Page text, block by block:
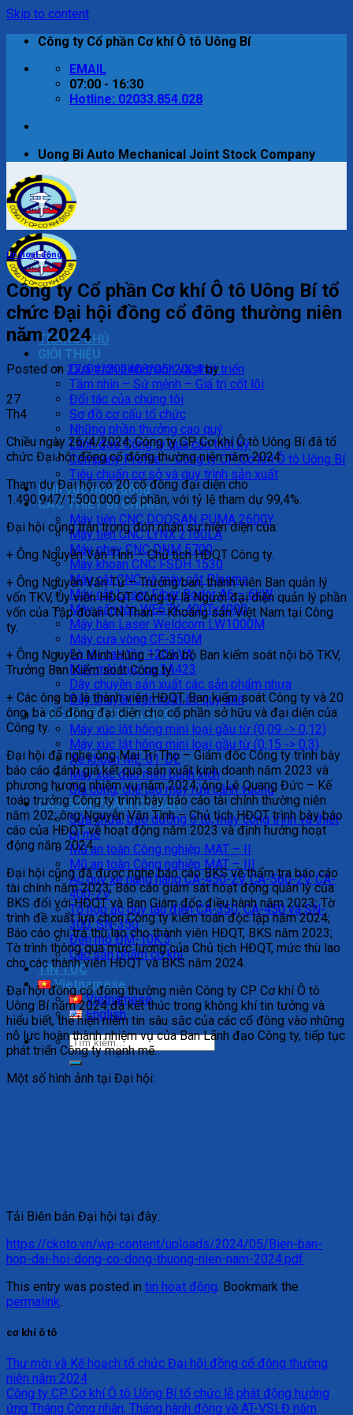
Skip to content
Công ty Cổ phần Cơ khí Ô tô Uông Bí
EMAIL
07:00 - 16:30
Hotline: 02033.854.028
Uong Bi Auto Mechanical Joint Stock Company
TRANG CHỦ
GIỚI THIỆU
Quá trình hình thành và phát triển
Tầm nhìn – Sứ mệnh – Giá trị cốt lõi
Đối tác của chúng tôi
Sơ đồ cơ cấu tổ chức
Những phần thưởng cao quý
Lãnh đạo Công ty qua các thời kỳ
Company Profile – Công ty CP Cơ khí Ô tô Uông Bí
Tiêu chuẩn cơ sở và quy trình sản xuất
Lĩnh vực hoạt động
CÁC THIẾT BỊ CHÍNH
Máy tiện CNC DOOSAN PUMA 2600Y
Máy tiện CNC LYNX 2100LA
Máy phay CNC DNM 5700
Máy khoan CNC FSDH 1530
Máy cắt CNC và máy cắt Plasma
Máy cắt Laser Fiber Bodor A6 – 6kW
Máy sấn tôn WE67K-400Tx4000
Máy hàn Laser Weldcom LW1000M
Máy cưa vòng CF-350M
Lò tôi cao tần 120 kVA
Máy mài trục cơ 3A423
Dây chuyền sản xuất các sản phẩm nhựa
Dây chuyền sản xuất ắc quy axit
CÁC ĐỀ TÀI KHOA HỌC
Máy xúc lật hông mini loại gầu từ (0,09 -> 0,12)
Máy xúc lật hông mini loại gầu từ (0,15 -> 0,3)
Xe khoan ME-01-DE
Máy xúc đào mini bánh xích
Gia công, chế tạo máy rửa cánh vuông
CÁC SẢN PHẨM CƠ BẢN
Sửa chữa, bảo dưỡng ô tô, máy công trình và thiết
bị mỏ
Mũ an toàn Công nghiệp MAT – II
Mũ an toàn Công nghiệp MAT – III
Ắc quy xe nâng hàng CA-450-2V, CA-560-2V, CA-
400-2V
Tổ hợp ắc quy tàu điện CA-350, CA-450 và SN-
300, SN-350
Đèn mỏ ĐM-10K.3
Các sản phẩm cơ khí
TIN TỨC
Vietnamese
Vietnamese
English
tin hoạt động
Công ty Cổ phần Cơ khí Ô tô Uông Bí tổ
chức Đại hội đồng cổ đông thường niên
năm 2024
Posted on 27/04/202408/05/2024by
27
Th4
Chiều ngày 26/4/2024, Công ty CP Cơ khí Ô tô Uông Bí đã tổ
chức Đại hộiđồng cổ đông thường niên năm 2024.
Tham dự Đại hội có 20 cổ đông đại diện cho
1.490.947/1.500.000 cổ phần, với tỷ lệ tham dự 99,4%.
Đại hội cũng trân trọng đón nhận sự hiện diện của:
+ Ông Nguyễn Văn Tình – Chủ tịch HĐQT Công ty.
+ Ông Nguyễn Văn Tứ – Trưởng ban, thành viên Ban quản lý
vốn TKV, Ủy viên HĐQT Công ty là Người đại diện quản lý phần
vốn của Tập đoàn CN Than – Khoáng sản Việt Nam tại Công
ty.
+ Ông Nguyễn Minh Hùng – Cán bộ Ban kiểm soát nội bộ TKV,
Trưởng Ban Kiểm soát Công ty.
+ Các ông bà là thành viên HĐQT, Ban kiểm soát Công ty và 20
ông, bà cổ đông đại diện cho cổ phần sở hữu và đại diện của
Công ty.
Đại hội đã nghe ông Mai Trí Thọ – Giám đốc Công ty trình bày
báo cáo đánh giá kết quả sản xuất kinh doanh năm 2023 và
phương hương nhiệm vụ năm 2024; ông Lê Quang Đức – Kế
toán trưởng Công ty trình bày báo cáo tài chính thường niên
năm 202; ông Nguyễn Văn Tình – Chủ tịch HĐQT trình bày báo
cáo của HĐQT về hoạt động năm 2023 và định hướng hoạt
động năm 2024.
Đại hội cũng đã được nghe báo cáo BKS về thẩm tra báo cáo
tài chính năm 2023; Báo cáo giám sát hoạt động quản lý của
BKS đối với HĐQT và Ban Giám đốc điều hành năm 2023; Tờ
trình đề xuất lựa chọn Công ty kiểm toán độc lập năm 2024;
Báo cáo chi trả thù lao cho thành viên HĐQT, BKS năm 2023;
Tờ trình thông qua mức lương của Chủ tịch HĐQT, mức thù lao
cho các thành viên HĐQT và BKS năm 2024.
Đại hội đồng cổ đông thường niên Công ty CP Cơ khí Ô tô
Uông Bí năm 2024 đã kết thúc trong không khí tin tưởng và
hiểu biết, thể hiện niềm tin sâu sắc của các cổ đông vào những
nỗ lực hoàn thành nhiệm vụ của Ban Lãnh đạo Công ty, tiếp tục
phát triển Công ty mạnh mẽ.
Một số hình ảnh tại Đại hội:
Tải Biên bản Đại hội tại đây:
https://ckoto.vn/wp-content/uploads/2024/05/Bien-ban-
hop-dai-hoi-dong-co-dong-thuong-nien-nam-2024.pdf
This entry was posted in tin hoạt động. Bookmark the
permalink.
cơ khí ô tô
Thư mời và Kế hoạch tổ chức Đại hội đồng cổ đông thường
niên năm 2024
Công ty CP Cơ khí Ô tô Uông Bí tổ chức lễ phát động hưởng
ứng Tháng Công nhân, Tháng hành động về AT-VSLĐ năm